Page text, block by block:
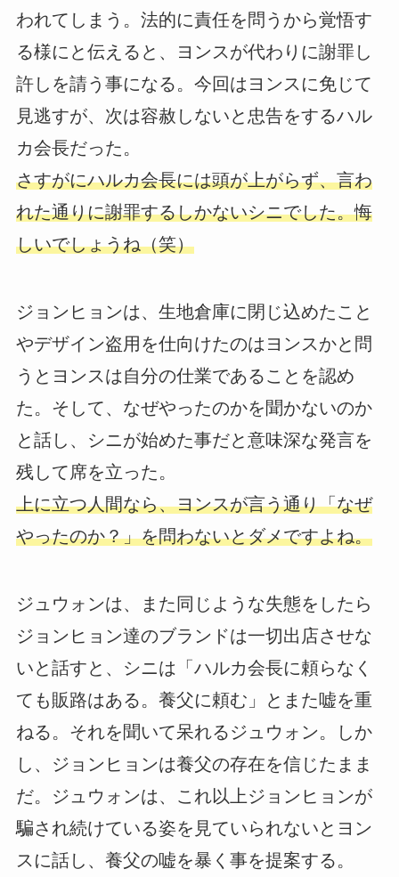
われてしまう。法的に責任を問うから覚悟す
る様にと伝えると、ヨンスが代わりに謝罪し
許しを請う事になる。今回はヨンスに免じて
見逃すが、次は容赦しないと忠告をするハル
カ会長だった。
さすがにハルカ会長には頭が上がらず、言わ
れた通りに謝罪するしかないシニでした。悔
しいでしょうね（笑）
ジョンヒョンは、生地倉庫に閉じ込めたこと
やデザイン盗用を仕向けたのはヨンスかと問
うとヨンスは自分の仕業であることを認め
た。そして、なぜやったのかを聞かないのか
と話し、シニが始めた事だと意味深な発言を
残して席を立った。
上に立つ人間なら、ヨンスが言う通り「なぜ
やったのか？」を問わないとダメですよね。
ジュウォンは、また同じような失態をしたら
ジョンヒョン達のブランドは一切出店させな
いと話すと、シニは「ハルカ会長に頼らなく
ても販路はある。養父に頼む」とまた嘘を重
ねる。それを聞いて呆れるジュウォン。しか
し、ジョンヒョンは養父の存在を信じたまま
だ。ジュウォンは、これ以上ジョンヒョンが
騙され続けている姿を見ていられないとヨン
スに話し、養父の嘘を暴く事を提案する。